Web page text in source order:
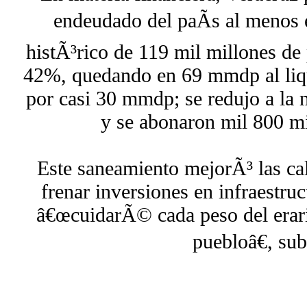
endeudado del paÃ­s al menos
histÃ³rico de 119 mil millones
42%, quedando en 69 mmdp al
por casi 30 mmdp; se redujo a la
y se abonaron mil 800
Este saneamiento mejorÃ³ las
frenar inversiones en
â€œcuidarÃ© cada peso del
puebloâ€,